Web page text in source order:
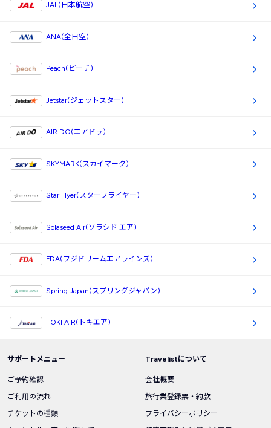
JAL(日本航空)
ANA(全日空)
Peach(ピーチ)
Jetstar(ジェットスター)
AIR DO(エアドゥ)
SKYMARK(スカイマーク)
Star Flyer(スターフライヤー)
Solaseed Air(ソラシド エア)
FDA(フジドリームエアラインズ)
Spring Japan(スプリングジャパン)
TOKI AIR(トキエア)
サポートメニュー
ご予約確認
ご利用の流れ
チケットの種類
Travelistについて
会社概要
旅行業登録票・約款
プライバシーポリシー